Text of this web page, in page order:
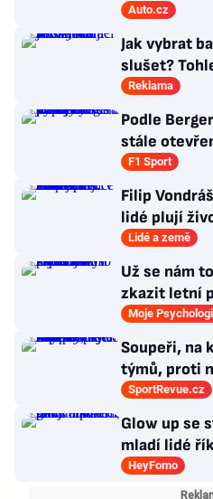
Romaniacs?
Auto.cz
Jak vybrat
slušet?
Reklama
Podle
stále
vývoj loňské
F1 Sport
Filip
lidé plují
věci tolik
Lidé a země
Už se nám
zkazit letní
zářijový
Moje
Soupeři, na
týmů, proti
Drobný
SportRevue.cz
Glow up se
mladí lidé
HeyFomo